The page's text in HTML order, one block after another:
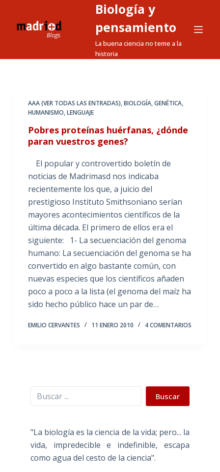
a
Biología y
pensamiento
La buena ciencia no teme a la
historia
AAA (VER TODAS LAS ENTRADAS),BIOLOGÍA,GENÉTICA,
HUMANISMO,LENGUAJE
Pobres proteínas huérfanas, ¿dónde
paran vuestros genes?
El popular y controvertido boletín de
noticias de Madrimasd nos indicaba
recientemente los que, a juicio del
prestigioso Instituto Smithsoniano serían
mayores acontecimientos científicos de la
última década. El primero de ellos era el
siguiente: 1- La secuenciación del genoma
humano: La secuenciación del genoma se ha
convertido en algo bastante común, con
nuevas especies que los científicos añaden
poco a poco a la lista (el genoma del maíz ha
sido hecho público hace un par de…
EMILIO CERVANTES 11 ENERO 2010 4 COMENTARIOS
Buscar Buscar
"La biología es la ciencia de la vida; pero... la
vida, impredecible e indefinible, escapa
como agua del cesto de la ciencia".